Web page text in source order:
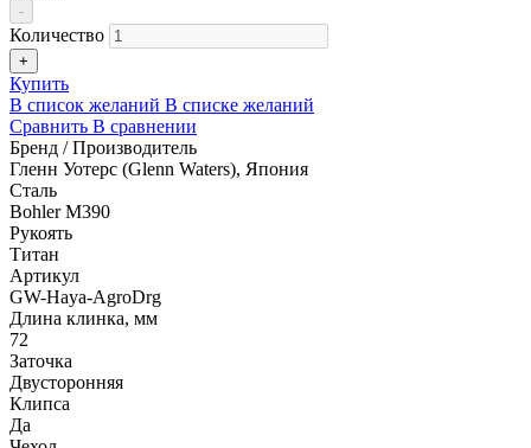
-
Количество
+
Купить
В список желаний В списке желаний
Сравнить В сравнении
Бренд / Производитель
Гленн Уотерс (Glenn Waters), Япония
Сталь
Bohler M390
Рукоять
Титан
Артикул
GW-Haya-AgroDrg
Длина клинка, мм
72
Заточка
Двусторонняя
Клипса
Да